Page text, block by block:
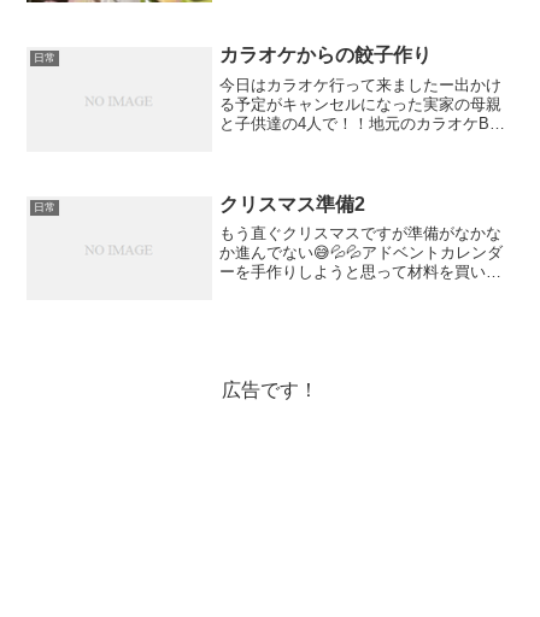
レースはコーンクリ...
日常 カラオケからの餃子作り
今日はカラオケ行って来ましたー出かけ
る予定がキャンセルになった実家の母親
と子供達の4人で！！地元のカラオケBox
今日は空いていたので...
日常 クリスマス準備2
もう直ぐクリスマスですが準備がなかな
か進んでない😅💦💦アドベントカレンダ
ーを手作りしようと思って材料を買い込
広告です！